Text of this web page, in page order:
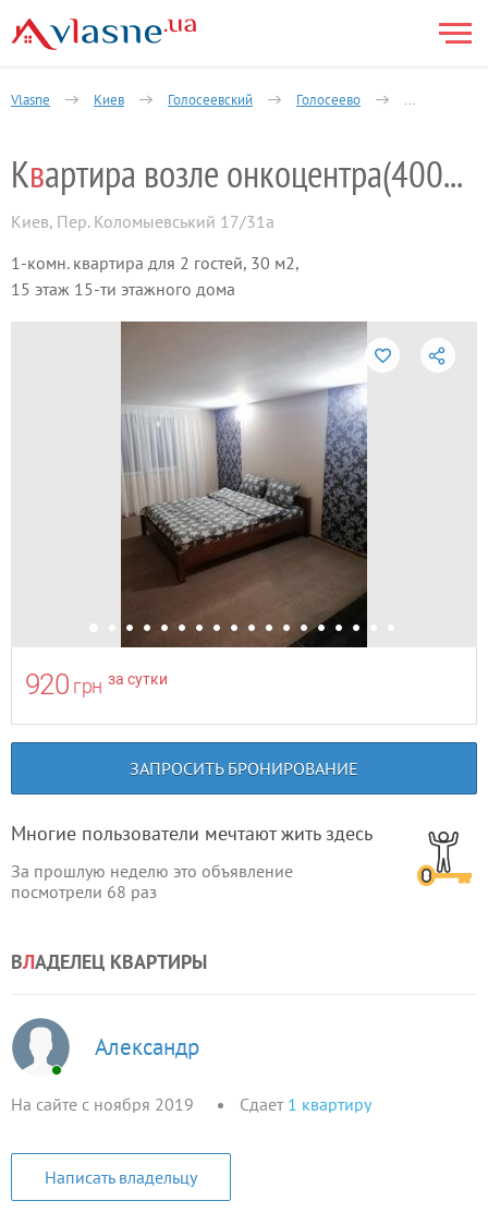
Vlasne Киев Голосеевский Голосеево 1-комнатная
Кв артира возле онкоцентра(400м)посуточно
Киев, Пер. Коломыевський 17/31а
1-комн. квартира для 2 гостей, 30 м2,
15 этаж 15-ти этажного дома
920 грн за сутки
ЗАПРОСИТЬ БРОНИРОВАНИЕ
Многие пользователи мечтают жить здесь
За прошлую неделю это объявление
посмотрели 68 раз
ВЛАДЕЛЕЦ КВАРТИРЫ
Александр
На сайте с ноября 2019 Сдает 1 квартиру
Написать владельцу